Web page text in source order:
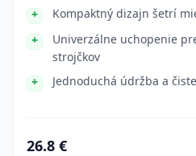
Kompaktný dizajn šetrí
Univerzálne uchopenie
strojčkov
Jednoduchá údržba a
26.8 €